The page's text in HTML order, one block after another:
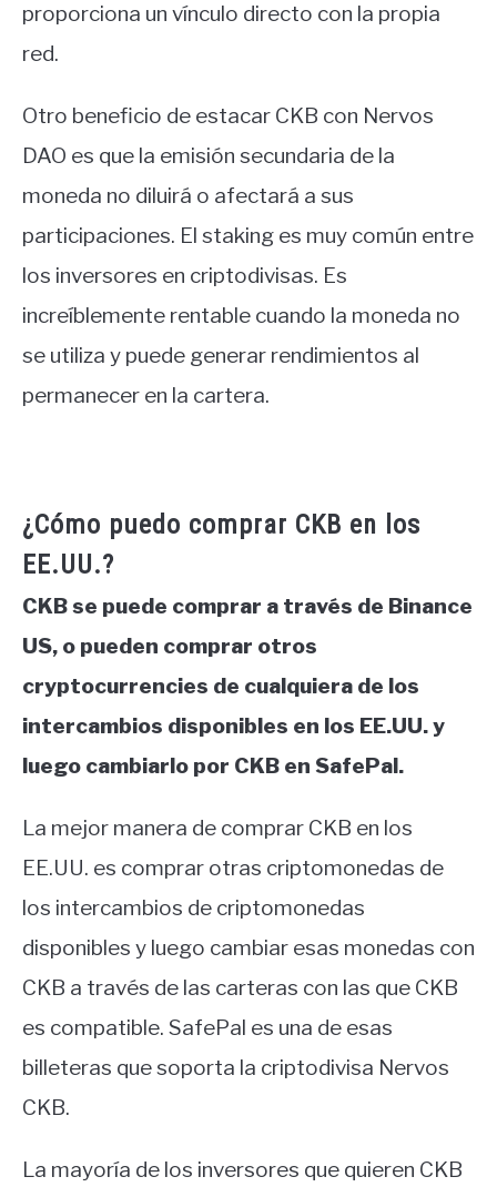
proporciona un vínculo directo con la propia
red.
Otro beneficio de estacar CKB con Nervos
DAO es que la emisión secundaria de la
moneda no diluirá o afectará a sus
participaciones. El staking es muy común entre
los inversores en criptodivisas. Es
increíblemente rentable cuando la moneda no
se utiliza y puede generar rendimientos al
permanecer en la cartera.
¿Cómo puedo comprar CKB en los
EE.UU.?
CKB se puede comprar a través de Binance
US, o pueden comprar otros
cryptocurrencies de cualquiera de los
intercambios disponibles en los EE.UU. y
luego cambiarlo por CKB en SafePal.
La mejor manera de comprar CKB en los
EE.UU. es comprar otras criptomonedas de
los intercambios de criptomonedas
disponibles y luego cambiar esas monedas con
CKB a través de las carteras con las que CKB
es compatible. SafePal es una de esas
billeteras que soporta la criptodivisa Nervos
CKB.
La mayoría de los inversores que quieren CKB